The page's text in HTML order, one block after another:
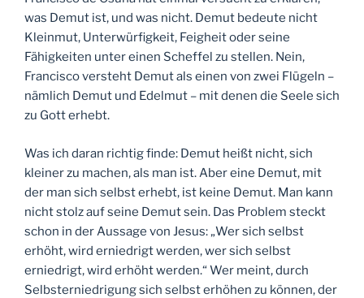
was Demut ist, und was nicht. Demut bedeute nicht
Kleinmut, Unterwürfigkeit, Feigheit oder seine
Fähigkeiten unter einen Scheffel zu stellen. Nein,
Francisco versteht Demut als einen von zwei Flügeln –
nämlich Demut und Edelmut – mit denen die Seele sich
zu Gott erhebt.
Was ich daran richtig finde: Demut heißt nicht, sich
kleiner zu machen, als man ist. Aber eine Demut, mit
der man sich selbst erhebt, ist keine Demut. Man kann
nicht stolz auf seine Demut sein. Das Problem steckt
schon in der Aussage von Jesus: „Wer sich selbst
erhöht, wird erniedrigt werden, wer sich selbst
erniedrigt, wird erhöht werden.“ Wer meint, durch
Selbsterniedrigung sich selbst erhöhen zu können, der